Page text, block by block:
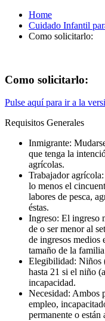
Home
Cuidado Infantil
Como solicitarlo:
Como solicitarlo:
Pulse aquí para ir a la
Requisitos Generales
Inmigrante:
que tenga la
agrícolas.
Trabajador
lo menos el
labores de pesca,
éstas.
Ingreso: El ingreso
de o ser menor al
de ingresos medios
tamaño de la
Elegibilidad: Niños
hasta 21 si el niño
incapacidad.
Necesidad: Ambos
empleo,
permanente o